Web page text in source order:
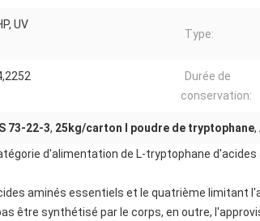
UV
Type:
Durée de
conservation:
73-22-3, 25kg/carton l poudre de tryptophane,
d'alimentation de L-tryptophane d'acides
aminés essentiels et le quatrième limitant
être synthétisé par le corps, en outre,